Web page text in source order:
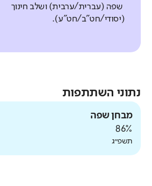
שפה (עברית/ערבית) ושלב חינוך
(יסודי/חט"ב/חט"ע).
נתוני השתתפות
מבחן שפה
86%
תשפ״ג